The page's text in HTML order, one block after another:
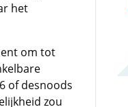
het
om tot
of desnoods
zou